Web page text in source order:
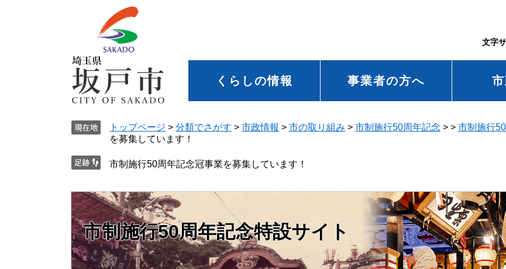
文字
くらしの情報 事業者の方へ
トップページ > 分類でさがす > 市政情報 > 市の取り組み > 市制施行50周年記念 > > 市制施行
を募集しています！
市制施行50周年記念冠事業を募集しています！
市制施行50周年記念特設サイト